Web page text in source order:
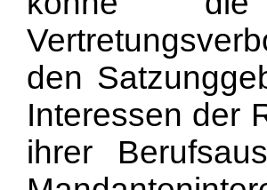
den
Interessen der
ihrer